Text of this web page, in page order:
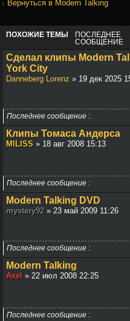
Вернуться в Modern Talking
ПОХОЖИЕ ТЕМЫ
ПОСЛЕДНЕЕ
СООБЩЕНИЕ
Сделал клипы Modern
York City
Danneberg Lorenz » 19 дек 2025
Последнее сообщение
Клипы Томаса Андерса
MILISS » 18 авг 2008 15:13
Последнее сообщение
Modern Talking DVD
mystery92 » 23 май 2009 11:26
Последнее сообщение
Modern Talking
Axel » 22 июл 2008 22:25
Последнее сообщение